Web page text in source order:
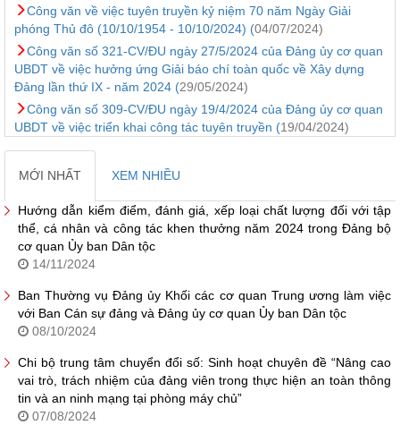
Công văn về việc tuyên truyền kỷ niệm 70 năm Ngày Giải
phóng Thủ đô (10/10/1954 - 10/10/2024) (04/07/2024)
Công văn số 321-CV/ĐU ngày 27/5/2024 của Đảng ủy cơ quan
UBDT về việc hưởng ứng Giải báo chí toàn quốc về Xây dựng
Đảng lần thứ IX - năm 2024 (29/05/2024)
Công văn số 309-CV/ĐU ngày 19/4/2024 của Đảng ủy cơ quan
UBDT về việc triển khai công tác tuyên truyền (19/04/2024)
MỚI NHẤT XEM NHIỀU
Hướng dẫn kiểm điểm, đánh giá, xếp loại chất lượng đối với tập
thể, cá nhân và công tác khen thưởng năm 2024 trong Đảng bộ
cơ quan Ủy ban Dân tộc
14/11/2024
Ban Thường vụ Đảng ủy Khối các cơ quan Trung ương làm việc
với Ban Cán sự đảng và Đảng ủy cơ quan Ủy ban Dân tộc
08/10/2024
Chi bộ trung tâm chuyển đổi số: Sinh hoạt chuyên đề “Nâng cao
vai trò, trách nhiệm của đảng viên trong thực hiện an toàn thông
tin và an ninh mạng tại phòng máy chủ”
07/08/2024